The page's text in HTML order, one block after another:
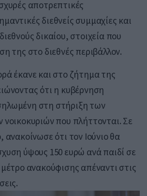
αποτρεπτικές
διεθνείς συμμαχίες και
δικαίου, στοιχεία που
της στο διεθνές περιβάλλον.
έκανε και στο ζήτημα της
ότι η κυβέρνηση
στη στήριξη των
νοικοκυριών που πλήττονται. Σε
ανακοίνωσε ότι τον Ιούνιο θα
ύψους 150 ευρώ ανά παιδί σε
ανακούφισης απέναντι στις